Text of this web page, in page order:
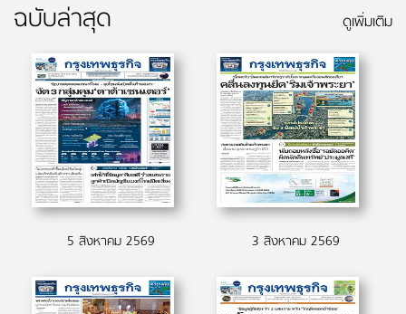
ฉบับล่าสุด ดูเพิ่มเติม
5 สิงหาคม 2569 3 สิงหาคม 2569